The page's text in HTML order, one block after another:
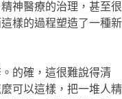
神醫療的治理，甚至很
樣的過程塑造了一種新
的確，這很難說得清
可以這樣，把一堆人精